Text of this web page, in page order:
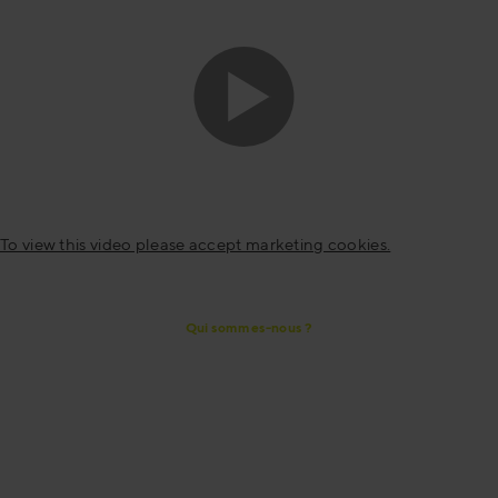
To view this video please accept marketing cookies.
Qui sommes-nous ?